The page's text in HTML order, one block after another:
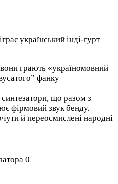
український інді-гурт
грають «україномовний
фанку
синтезатори, що разом з
фірмовий звук бенду.
й переосмислені народні
наживо презентують
в січні. Також, хлопці
альбому, який
0